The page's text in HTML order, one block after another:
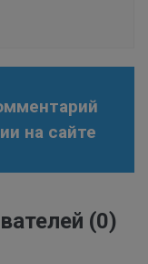
на сайте
(0)